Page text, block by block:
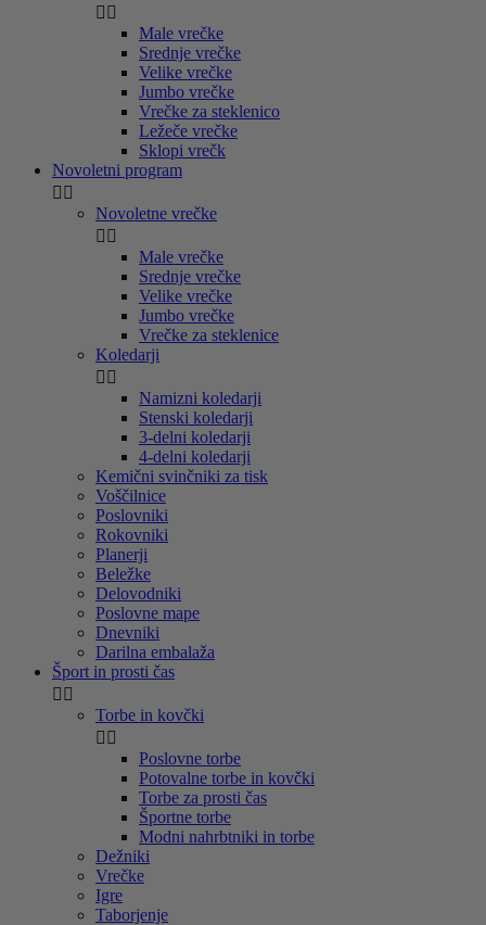
 
Male vrečke
Srednje vrečke
Velike vrečke
Jumbo vrečke
Vrečke za steklenico
Ležeče vrečke
Sklopi vrečk
Novoletni program
 
Novoletne vrečke
 
Male vrečke
Srednje vrečke
Velike vrečke
Jumbo vrečke
Vrečke za steklenice
Koledarji
 
Namizni koledarji
Stenski koledarji
3-delni koledarji
4-delni koledarji
Kemični svinčniki za tisk
Voščilnice
Poslovniki
Rokovniki
Planerji
Beležke
Delovodniki
Poslovne mape
Dnevniki
Darilna embalaža
Šport in prosti čas
 
Torbe in kovčki
 
Poslovne torbe
Potovalne torbe in kovčki
Torbe za prosti čas
Športne torbe
Modni nahrbtniki in torbe
Dežniki
Vrečke
Igre
Taborjenje